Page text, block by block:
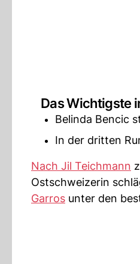
Das Wichtigste
Belinda Bencic
In der dritten
Nach Jil Teichmann
Ostschweizerin
Garros unter den